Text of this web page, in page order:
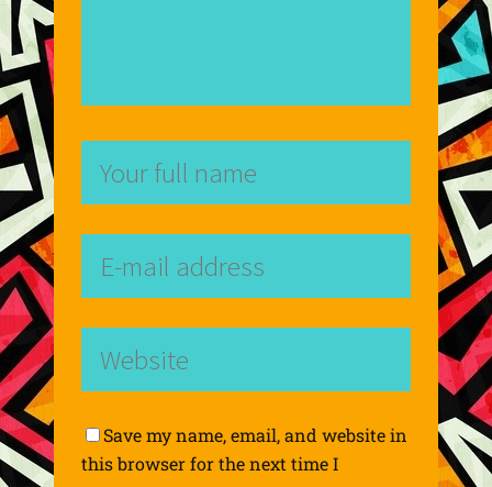
Save my name, email, and website in
this browser for the next time I